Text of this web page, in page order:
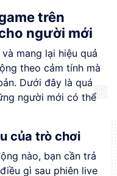
trên
người mới
mang lại hiệu quả
theo cảm tính mà
Dưới đây là quá
người mới có thể
của trò chơi
nào, bạn cần trả
gì sau phiên live